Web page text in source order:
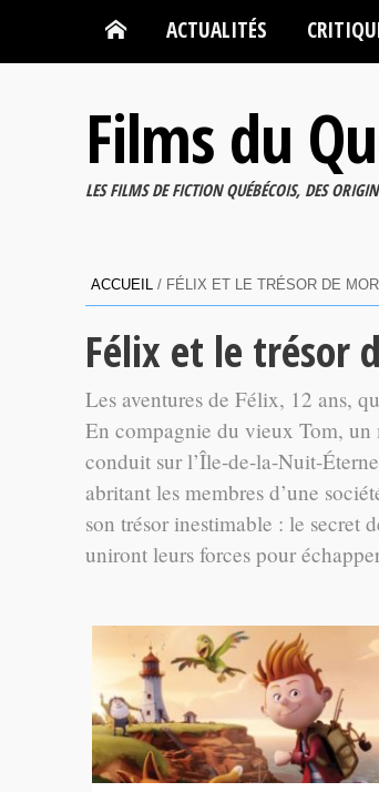
ACTUALITÉS
Films du
LES FILMS DE FICTION QUÉBÉCOIS, DES
ACCUEIL / FÉLIX ET LE TRÉSOR DE
Félix et le trésor
Les aventures de Félix, 12 ans,
En compagnie du vieux Tom, un
conduit sur l’Île-de-la-Nuit-
abritant les membres d’une
son trésor inestimable : le secret
uniront leurs forces pour